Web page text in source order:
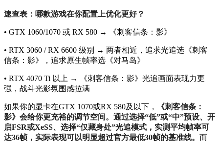
速查表：哪款游戏在你配置上优化更好？
• GTX 1060/1070 或 RX 580 → 《刺客信条：影》
• RTX 3060 / RX 6600 级别 → 两者相近，追求光追选《刺客
信条：影》，追求原生帧率选《对马岛》
• RTX 4070 Ti 以上 → 《刺客信条：影》光追画面表现力更
强，战斗光影氛围感拉满
如果你的显卡在GTX 1070或RX 580及以下，
《刺客信条：
影》会给你更充裕的调节空间。通过选择“低”或“中”预设、开
启FSR或XeSS、选择“仅藏身处”光追模式，实测平均帧率可
达36帧，实际表现可以明显超过官方最低30帧的基准线。 而